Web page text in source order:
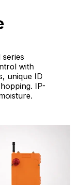
with
unique ID
IP-